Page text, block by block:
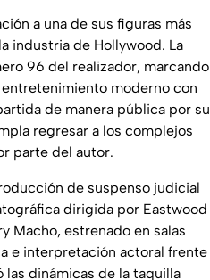
a una de sus figuras más
industria de Hollywood. La
96 del realizador, marcando
moderno con
de manera pública por su
regresar a los complejos
parte del autor.
de suspenso judicial
dirigida por Eastwood
Macho, estrenado en salas
e interpretación actoral frente
dinámicas de la taquilla